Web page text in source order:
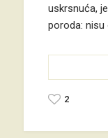
uskrsnuća,
poroda: nisu
2